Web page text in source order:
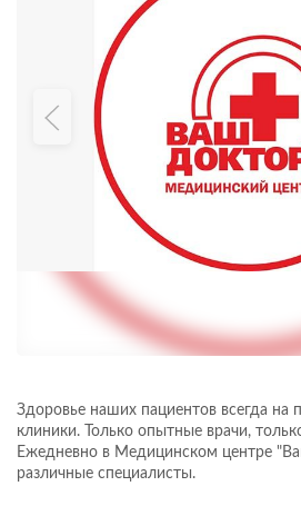
Здоровье наших пациентов всегда на
клиники. Только опытные врачи,
Ежедневно в Медицинском центре
различные специалисты.